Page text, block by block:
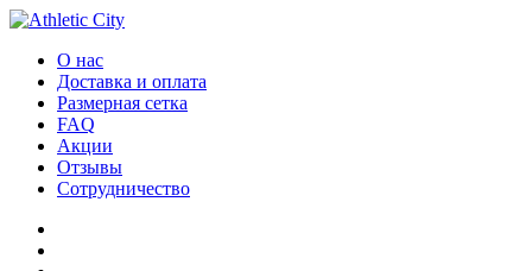
О нас
Доставка и оплата
Размерная сетка
FAQ
Акции
Отзывы
Сотрудничество